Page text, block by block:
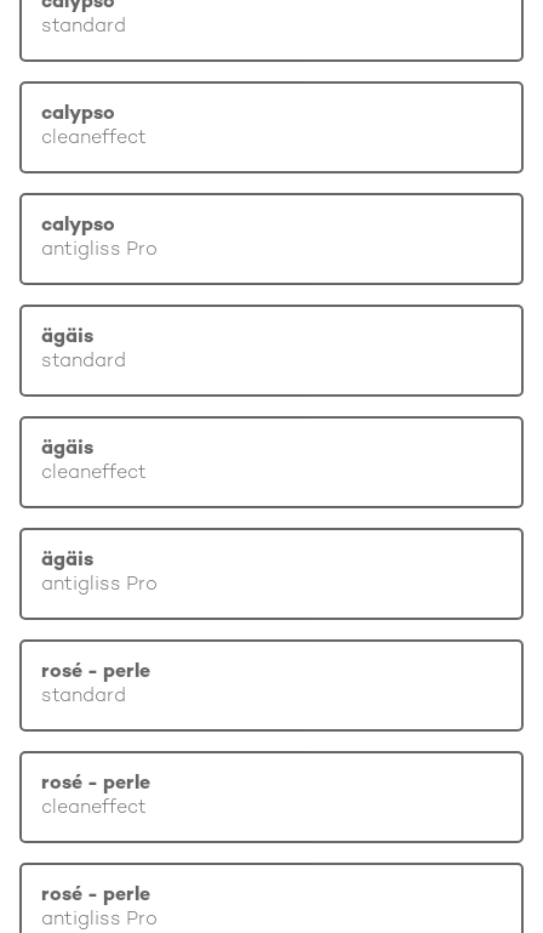
standard
calypso
cleaneffect
calypso
antigliss Pro
ägäis
standard
ägäis
cleaneffect
ägäis
antigliss Pro
rosé - perle
standard
rosé - perle
cleaneffect
rosé - perle
antigliss Pro